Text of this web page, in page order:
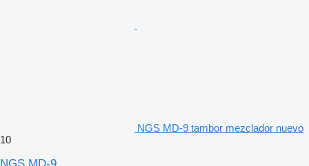
NGS MD-9 tambor mezclador nuevo
10